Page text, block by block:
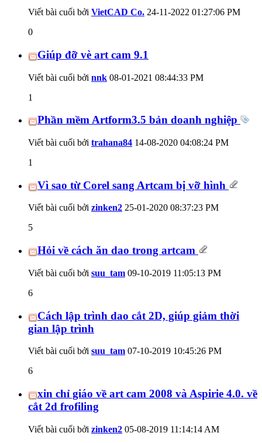
Viết bài cuối bởi VietCAD Co. 24-11-2022 01:27:06 PM
0
Giúp đỡ vè art cam 9.1
Viết bài cuối bởi nnk 08-01-2021 08:44:33 PM
1
Phần mềm Artform3.5 bản doanh nghiệp
Viết bài cuối bởi trahana84 14-08-2020 04:08:24 PM
1
Vì sao từ Corel sang Artcam bị vỡ hình
Viết bài cuối bởi zinken2 25-01-2020 08:37:23 PM
5
Hỏi về cách ăn dao trong artcam
Viết bài cuối bởi suu_tam 09-10-2019 11:05:13 PM
6
Cách lập trình dao cắt 2D, giúp giảm thời
gian lập trình
Viết bài cuối bởi suu_tam 07-10-2019 10:45:26 PM
6
xin chỉ giáo về art cam 2008 và Aspirie 4.0. về
cắt 2d frofiling
Viết bài cuối bởi zinken2 05-08-2019 11:14:14 AM